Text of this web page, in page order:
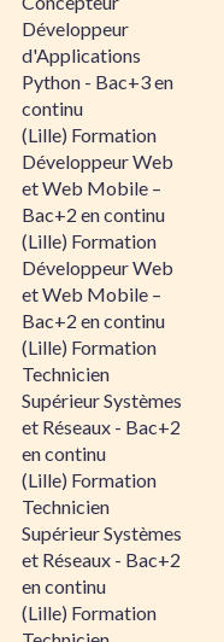
Développeur
d'Applications
Python - Bac+3 en
continu
(Lille) Formation
Développeur Web
et Web Mobile –
Bac+2 en continu
(Lille) Formation
Développeur Web
et Web Mobile –
Bac+2 en continu
(Lille) Formation
Technicien
Supérieur Systèmes
et Réseaux - Bac+2
en continu
(Lille) Formation
Technicien
Supérieur Systèmes
et Réseaux - Bac+2
en continu
(Lille) Formation